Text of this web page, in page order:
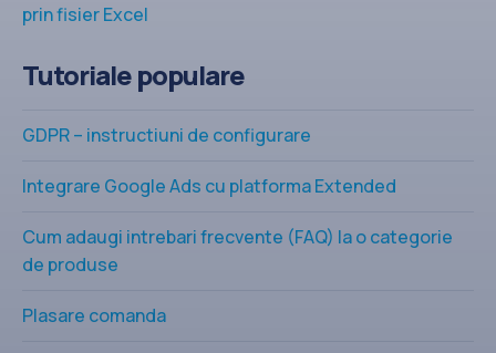
prin fisier Excel
Tutoriale populare
GDPR – instructiuni de configurare
Integrare Google Ads cu platforma Extended
Cum adaugi intrebari frecvente (FAQ) la o categorie
de produse
Plasare comanda